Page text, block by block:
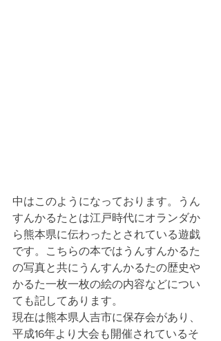
中はこのようになっております。うん
すんかるたとは江戸時代にオランダか
ら熊本県に伝わったとされている遊戯
です。こちらの本ではうんすんかるた
の写真と共にうんすんかるたの歴史や
かるた一枚一枚の絵の内容などについ
ても記してあります。
現在は熊本県人吉市に保存会があり、
平成16年より大会も開催されているそ